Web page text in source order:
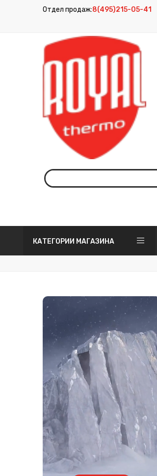
Отдел продаж:8(495)215-05-41
КАТЕГОРИИ МАГАЗИНА